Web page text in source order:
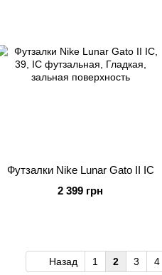
Футзалки Nike Lunar Gato II IC
2 399 грн
Назад 1 2 3 4